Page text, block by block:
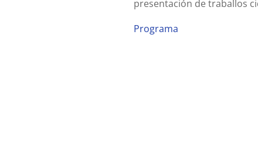
presentación de traballos
Programa